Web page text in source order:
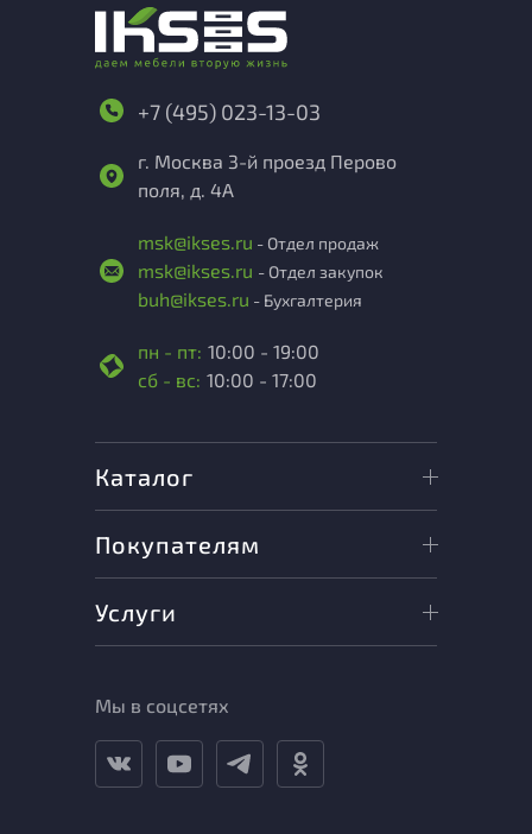
+7 (495) 023-13-03
г. Москва 3-й проезд Перово
поля, д. 4А
msk@ikses.ru - Отдел продаж
msk@ikses.ru - Отдел закупок
buh@ikses.ru - Бухгалтерия
пн - пт: 10:00 - 19:00
сб - вс: 10:00 - 17:00
Каталог
Покупателям
Услуги
Мы в соцсетях